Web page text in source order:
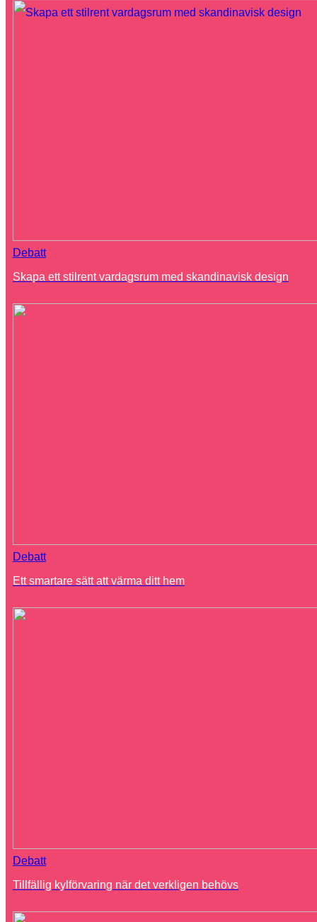
Debatt
Skapa ett stilrent vardagsrum med skandinavisk design
Debatt
Ett smartare sätt att värma ditt hem
Debatt
Tillfällig kylförvaring när det verkligen behövs